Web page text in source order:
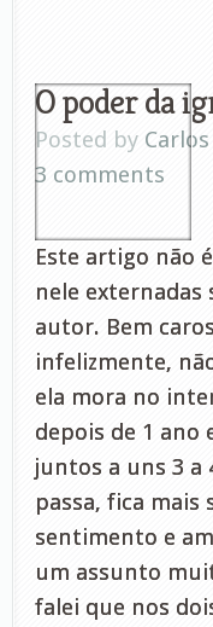
O poder da
Posted by
3 comments
Este artigo não
nele externadas
autor. Bem
infelizmente,
ela mora no
depois de 1 ano
juntos a uns 3 a
passa, fica mais
sentimento e
um assunto
falei que nos